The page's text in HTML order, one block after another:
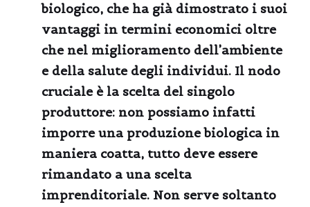
biologico, che ha già dimostrato i suoi
vantaggi in termini economici oltre
che nel miglioramento dell’ambiente
e della salute degli individui. Il nodo
cruciale è la scelta del singolo
produttore: non possiamo infatti
imporre una produzione biologica in
maniera coatta, tutto deve essere
rimandato a una scelta
imprenditoriale. Non serve soltanto